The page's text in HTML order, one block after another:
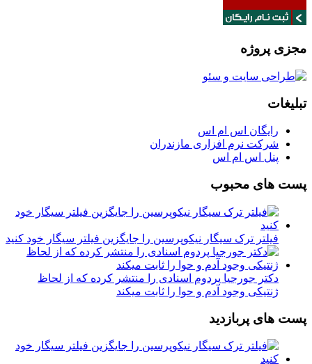
مجزی پروژه
تبلیغات
رایگان اس ام اس
شرکت نرم افزاری مازندران
پنل اس ام اس
پست های محبوب
فیلتر ترک سیگار نیکوپرسین را جایگزین فیلتر سیگار خود کنید
دکتر جورجیا پردوم اسنادی را منتشر کرده که از لحاظ
ژنتیکی وجود آدم و حوا را ثابت میکند
پست های پربازدید